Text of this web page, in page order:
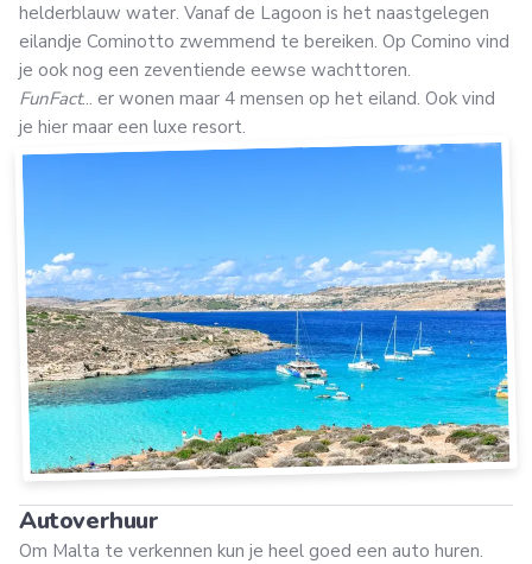
helderblauw water. Vanaf de Lagoon is het naastgelegen
eilandje Cominotto zwemmend te bereiken. Op Comino vind
je ook nog een zeventiende eewse wachttoren.
FunFact... er wonen maar 4 mensen op het eiland. Ook vind
je hier maar een luxe resort.
Autoverhuur
Om Malta te verkennen kun je heel goed een auto huren.